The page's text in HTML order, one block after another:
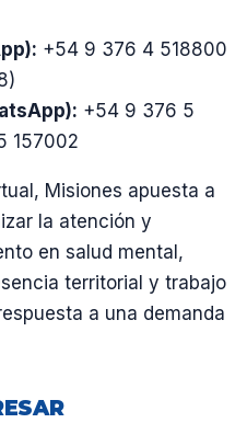
+54 9 376 4 518800
+54 9 376 5
157002
Misiones apuesta a
la atención y
en salud mental,
territorial y trabajo
a una demanda